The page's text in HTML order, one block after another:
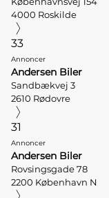
4000 Roskilde
33
Annoncer
Andersen Biler
Sandbækvej 3
2610 Rødovre
31
Annoncer
Andersen Biler
Rovsingsgade 78
2200 København N